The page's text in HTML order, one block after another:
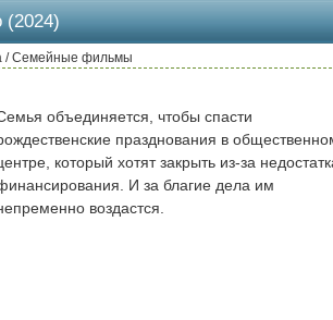
(2024)
/ Семейные фильмы
объединяется, чтобы спасти
празднования в
который хотят закрыть из-за
И за благие дела им
воздастся.